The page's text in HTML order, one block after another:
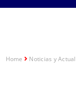
Home Noticias y